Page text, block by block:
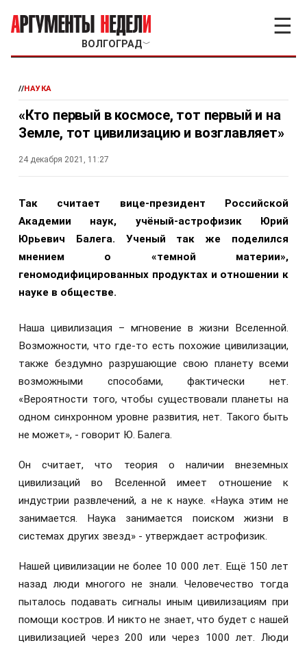
ВОЛГОГРАД﹀
☰
//НАУКА
«Кто первый в космосе, тот первый и на
Земле, тот цивилизацию и возглавляет»
24 декабря 2021, 11:27
Так считает вице-президент Российской
Академии наук, учёный-астрофизик Юрий
Юрьевич Балега. Ученый так же поделился
мнением о «темной материи»,
геномодифицированных продуктах и отношении к
науке в обществе.
Наша цивилизация – мгновение в жизни Вселенной.
Возможности, что где-то есть похожие цивилизации,
также бездумно разрушающие свою планету всеми
возможными способами, фактически нет.
«Вероятности того, чтобы существовали планеты на
одном синхронном уровне развития, нет. Такого быть
не может», - говорит Ю. Балега.
Он считает, что теория о наличии внеземных
цивилизаций во Вселенной имеет отношение к
индустрии развлечений, а не к науке. «Наука этим не
занимается. Наука занимается поиском жизни в
системах других звезд» - утверждает астрофизик.
Нашей цивилизации не более 10 000 лет. Ещё 150 лет
назад люди многого не знали. Человечество тогда
пыталось подавать сигналы иным цивилизациям при
помощи костров. И никто не знает, что будет с нашей
цивилизацией через 200 или через 1000 лет. Люди